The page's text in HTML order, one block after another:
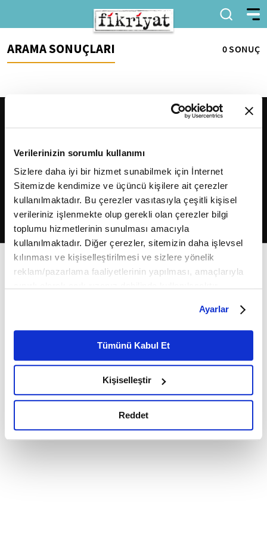
Verilerinizin sorumlu kullanımı
Sizlere daha iyi bir hizmet sunabilmek için İnternet
Sitemizde kendimize ve üçüncü kişilere ait çerezler
kullanılmaktadır. Bu çerezler vasıtasıyla çeşitli kişisel
verileriniz işlenmekte olup gerekli olan çerezler bilgi
toplumu hizmetlerinin sunulması amacıyla
kullanılmaktadır. Diğer çerezler, sitemizin daha işlevsel
kılınması ve kişiselleştirilmesi ve sizlere yönelik
reklam/pazarlama faaliyetlerinin yapılması, amaçlarıyla
belirleyebilirsiniz. Çerezlere ilişkin detaylı bilgi için
Ayarlar butonuna tıklayabilir,Çerez Bilgilendirme
Metnimizi ziyaret edebilirsiniz.
6698 sayılı Kişisel Verilerin Korunması Kanunu uyarınca
okumak ve sitemizi ziyaretiniz kapsamında
gerçekleştirilen veri işleme faaliyetleri ile ilgili daha
detaylı bilgi almak için lütfentıklayınız.
Ayarlar
Tümünü Kabul Et
Kişiselleştir
Reddet
ARAMA SONUÇLARI 0 SONUÇ
2026Fikriyat. Tüm hakları saklıdır.